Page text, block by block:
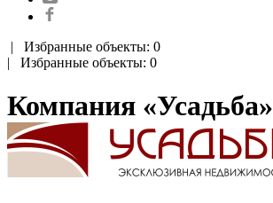
| Избранные объекты: 0
| Избранные объекты: 0
Компания «Усадьба»